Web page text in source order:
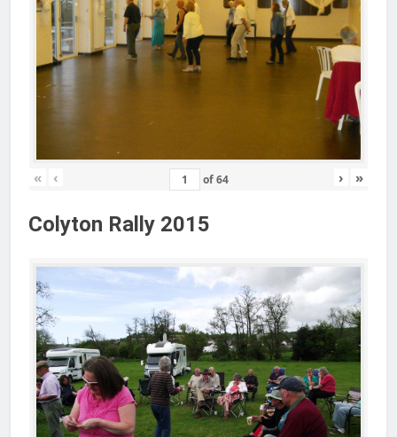
« ‹ of64 › »
Colyton Rally 2015